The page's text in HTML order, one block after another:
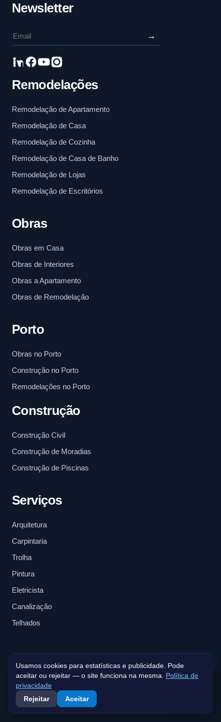
Newsletter
→
Remodelações
Remodelação de Apartamento
Remodelação de Casa
Remodelação de Cozinha
Remodelação de Casa de Banho
Remodelação de Lojas
Remodelação de Escritórios
Obras
Obras em Casa
Obras de Interiores
Obras a Apartamento
Obras de Remodelação
Porto
Obras no Porto
Construção no Porto
Remodelações no Porto
Construção
Construção Civil
Construção de Moradias
Construção de Piscinas
Serviços
Arquitetura
Carpintaria
Trolha
Pintura
Eletricista
Canalização
Telhados
Política de Privacidade| Termos e Condições |Alvará nº
110497 – PAR| NIPC 517230844 | Todos os direitos
reservados à BluePeak Estate & Investments.
Fale connosco
Usamos cookies para estatísticas e publicidade. Pode
aceitar ou rejeitar — o site funciona na mesma. Política de
privacidade
Rejeitar
Aceitar